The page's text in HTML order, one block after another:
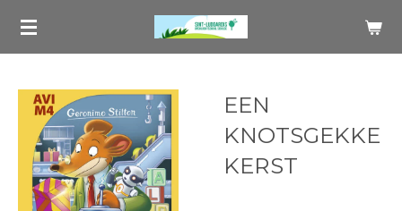
Ga
de
hoofdinhoud
EEN
KNOTSGEKKE
KERST